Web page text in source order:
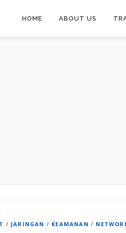
HOME ABOUT US
/ JARINGAN / KEAMANAN /